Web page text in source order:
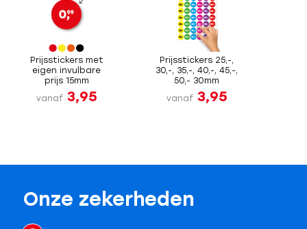
Prijsstickers met
eigen invulbare
prijs 15mm
vanaf 3,95
Prijsstickers 25,-,
30,-, 35,-, 40,-, 45,-,
50,- 30mm
vanaf 3,95
Onze zekerheden